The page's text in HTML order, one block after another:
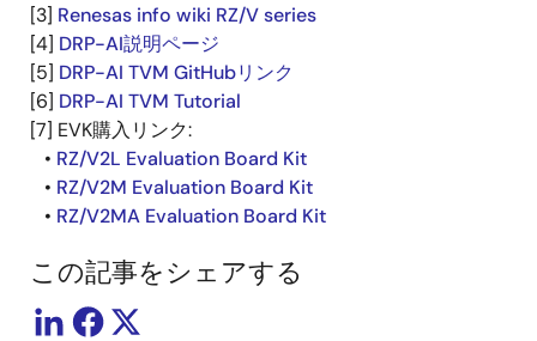
[3] Renesas info wiki RZ/V series
[4] DRP-AI説明ページ
[5] DRP-AI TVM GitHubリンク
[6] DRP-AI TVM Tutorial
[7] EVK購入リンク:
• RZ/V2L Evaluation Board Kit
• RZ/V2M Evaluation Board Kit
• RZ/V2MA Evaluation Board Kit
この記事をシェアする